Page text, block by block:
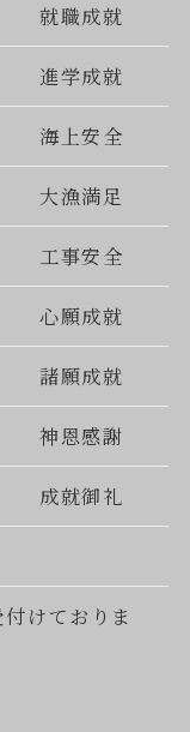
就職成就
進学成就
海上安全
大漁満足
工事安全
心願成就
諸願成就
神恩感謝
成就御礼
けておりま